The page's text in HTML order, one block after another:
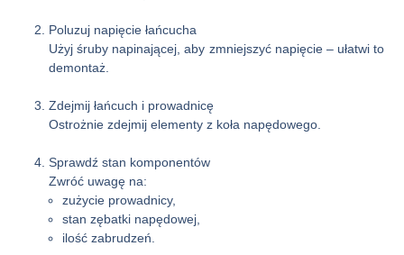
Poluzuj napięcie łańcucha
Użyj śruby napinającej, aby zmniejszyć napięcie – ułatwi to
demontaż.
Zdejmij łańcuch i prowadnicę
Ostrożnie zdejmij elementy z koła napędowego.
Sprawdź stan komponentów
Zwróć uwagę na:
zużycie prowadnicy,
stan zębatki napędowej,
ilość zabrudzeń.